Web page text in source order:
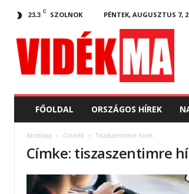
23.3 C SZOLNOK PÉNTEK, AUGUSZTUS 7,
d
FŐOLDAL ORSZÁGOS HÍREK
Kezdőlap Címkék Tiszaszentimre hírek
Címke: tiszaszentimre